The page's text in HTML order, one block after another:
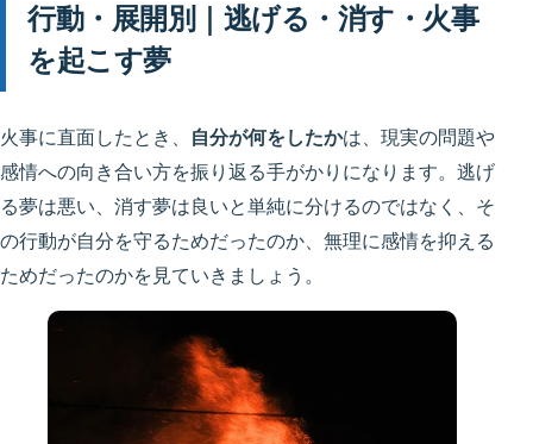
行動・展開別｜逃げる・消す・火事
を起こす夢
火事に直面したとき、 自分が何をしたかは、現実の問題や
感情への向き合い方を振り返る手がかりになります。逃げ
る夢は悪い、消す夢は良いと単純に分けるのではなく、そ
の行動が自分を守るためだったのか、無理に感情を抑える
ためだったのかを見ていきましょう。